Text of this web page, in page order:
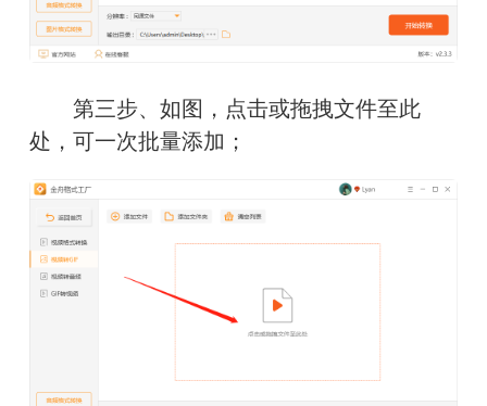
第三步、如图，点击或拖拽文件至此
处，可一次批量添加；